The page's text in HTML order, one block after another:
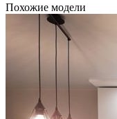
Похожие модели